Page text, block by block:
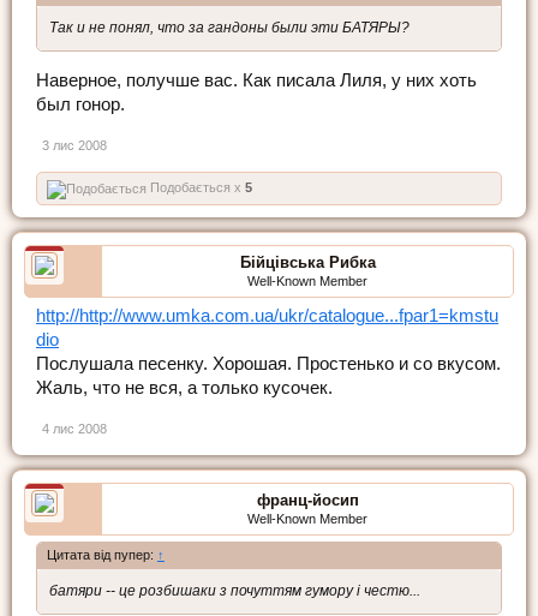
Так и не понял, что за гандоны были эти БАТЯРЫ?
Наверное, получше вас. Как писала Лиля, у них хоть
был гонор.
3 лис 2008
Подобається x 5
Бійцівська Рибка
Well-Known Member
http://http://www.umka.com.ua/ukr/catalogue...fpar1=kmstu
dio
Послушала песенку. Хорошая. Простенько и со вкусом.
Жаль, что не вся, а только кусочек.
4 лис 2008
франц-йосип
Well-Known Member
Цитата від пупер: ↑
батяри -- це розбишаки з почуттям гумору і честю...